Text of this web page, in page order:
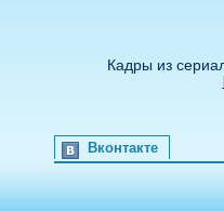
Кадры из
Вконтакте